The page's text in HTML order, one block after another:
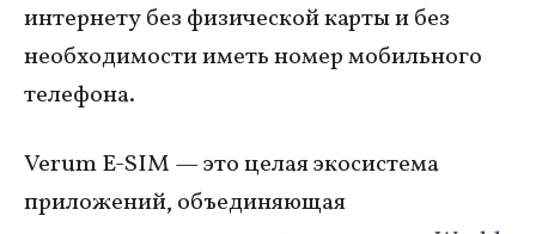
интернету без физической карты и без
необходимости иметь номер мобильного
телефона.
Verum E-SIM — это целая экосистема
приложений, объединяющая